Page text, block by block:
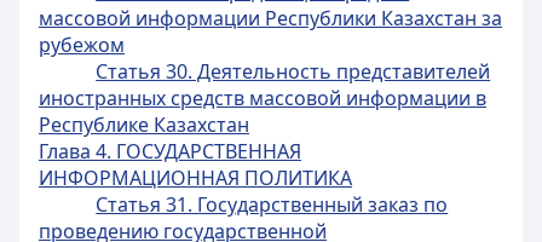
массовой информации Республики Казахстан за
рубежом
Статья 30. Деятельность представителей
иностранных средств массовой информации в
Республике Казахстан
Глава 4. ГОСУДАРСТВЕННАЯ
ИНФОРМАЦИОННАЯ ПОЛИТИКА
Статья 31. Государственный заказ по
проведению государственной